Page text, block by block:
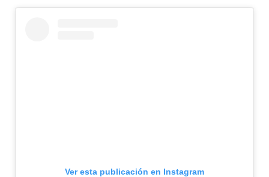
Ver esta publicación en Instagram